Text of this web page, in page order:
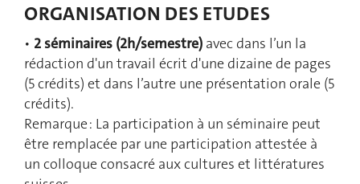
ORGANISATION DES ETUDES
• 2 séminaires (2h/semestre) avec dans l’un la
rédaction d'un travail écrit d'une dizaine de pages
(5 crédits) et dans l’autre une présentation orale (5
crédits).
Remarque : La participation à un séminaire peut
être remplacée par une participation attestée à
un colloque consacré aux cultures et littératures